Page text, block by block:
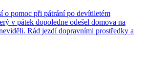
o pomoc při pátrání po devítiletém
v pátek dopoledne odešel domova na
Rád jezdí dopravními prostředky a